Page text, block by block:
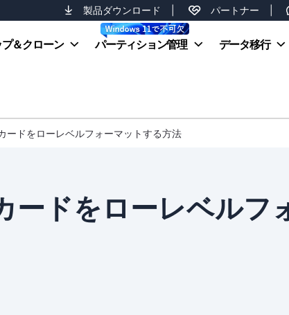
製品ダウンロード パートナー
＆クローン パーティション管理 データ移行
ードをローレベルフォーマットする方法
ドをローレベルフ